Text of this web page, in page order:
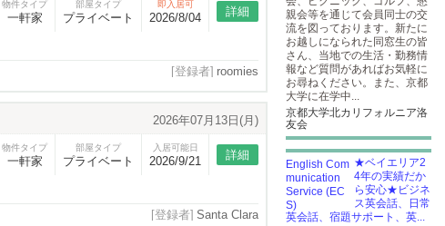
物件タイプ
一軒家
部屋タイプ
プライベート
即入居可
2026/8/04 詳細
[登録者] roomies
2026年07月13日(月)
物件タイプ
一軒家
部屋タイプ
プライベート
入居可能日
2026/9/21 詳細
[登録者] Santa Clara
親会等を通じて会員同士の交
流を図っております。新たに
お越しになられた同窓生の皆
さん、当地での生活・勤務情
報など質問があればお気軽に
お尋ねください。また、京都
大学に在学中...
京都大学北カリフォルニア洛
友会
★ベイエリア2
4年の実績だか
ら安心★ビジネ
ス英会話、日常
英会話、宿題サポート、英...